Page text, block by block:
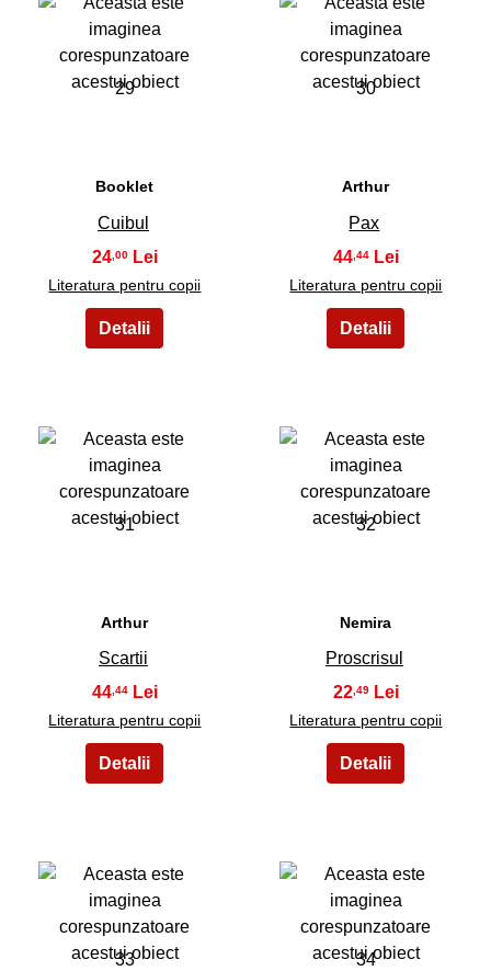
29
Booklet
Cuibul
24 ,00
Literatura pentru copii
30
Arthur
Pax
44 ,44
Literatura pentru copii
31
Arthur
Scartii
44 ,44
Literatura pentru copii
32
Nemira
Proscrisul
22 ,49
Literatura pentru copii
33 34